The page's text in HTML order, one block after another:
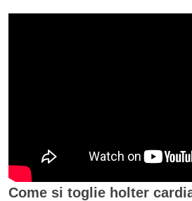
Come si toglie holter